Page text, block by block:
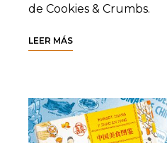
de Cookies & Crumbs.
LEER MÁS